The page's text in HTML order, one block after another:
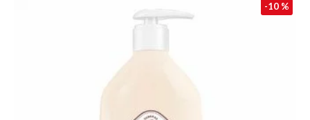
-10 %